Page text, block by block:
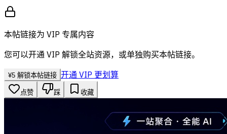
本帖链接为 VIP 专属内容
您可以开通 VIP 解锁全站资源，或单独购买本帖链接。
¥5 解锁本帖链接 开通 VIP 更划算
点赞 踩 收藏